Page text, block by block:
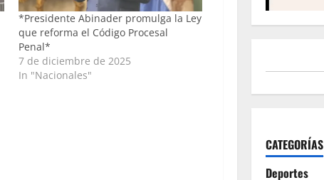
*Presidente Abinader promulga la Ley
que reforma el Código Procesal
Penal*
7 de diciembre de 2025
In "Nacionales"
CATEGORÍAS
Deportes